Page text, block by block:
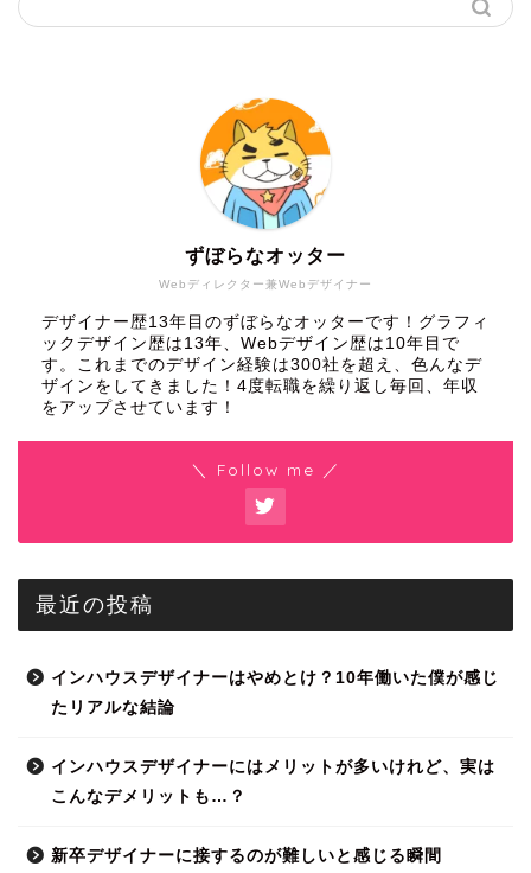
Webディレクター兼Webデザイナー
ずぼらなオッター
デザイナー歴13年目のずぼらなオッターです！グラフィ
ックデザイン歴は13年、Webデザイン歴は10年目で
す。これまでのデザイン経験は300社を超え、色んなデ
ザインをしてきました！4度転職を繰り返し毎回、年収
をアップさせています！
＼ Follow me ／
最近の投稿
インハウスデザイナーはやめとけ？10年働いた僕が感じ
たリアルな結論
インハウスデザイナーにはメリットが多いけれど、実は
こんなデメリットも…？
新卒デザイナーに接するのが難しいと感じる瞬間